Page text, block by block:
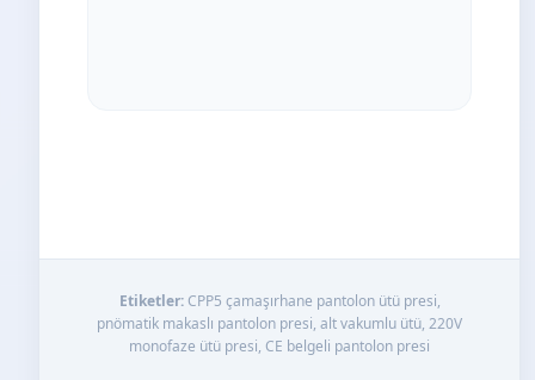
Etiketler:CPP5 çamaşırhane pantolon ütü presi,
pnömatik makaslı pantolon presi, alt vakumlu ütü, 220V
monofaze ütü presi, CE belgeli pantolon presi